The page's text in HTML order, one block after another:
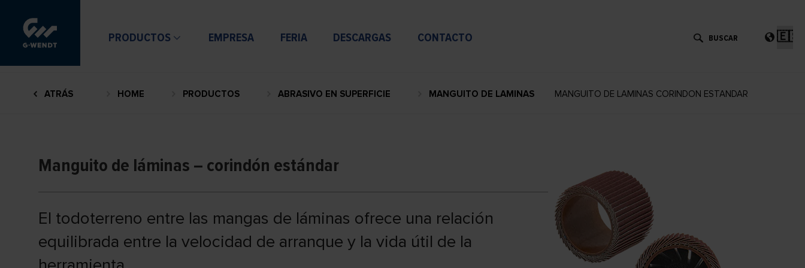
PRODUCTOS EMPRESA FERIA DESCARGAS CONTACTO
un
ATRÁS HOME PRODUCTOS ABRASIVO EN SUPERFICIE MANGUITO DE LAMINAS MANGUITO DE LAMINAS CORINDON ESTANDAR
Manguito de láminas – corindón estándar
El todoterreno entre las mangas de láminas ofrece una relación
equilibrada entre la velocidad de arranque y la vida útil de la